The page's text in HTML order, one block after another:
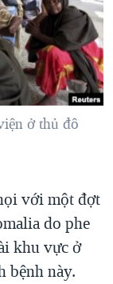
CUỘC'
ở thủ đô
với một đợt
do phe
khu vực ở
bệnh này.